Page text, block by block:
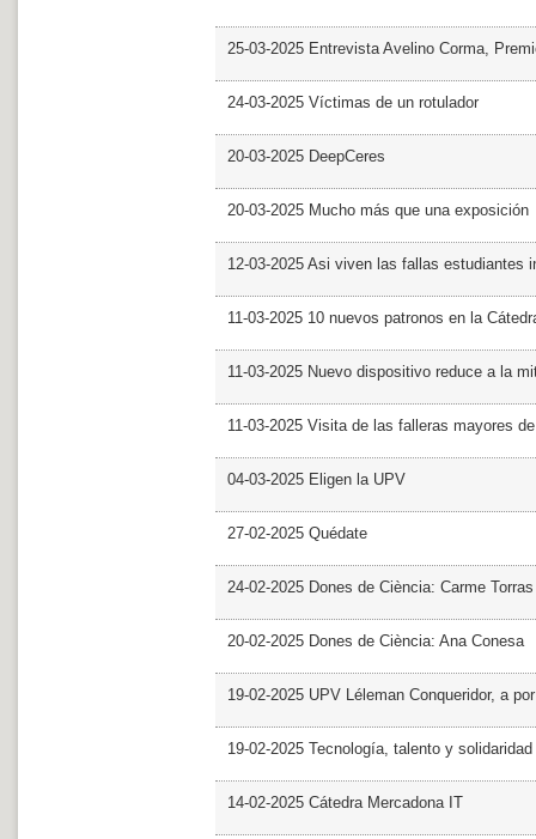
25-03-2025 Entrevista Avelino Corma,
24-03-2025 Víctimas de un rotulador
20-03-2025 DeepCeres
20-03-2025 Mucho más que una exposición
12-03-2025 Asi viven las fallas estudiantes
11-03-2025 10 nuevos patronos en la
11-03-2025 Nuevo dispositivo reduce a la
11-03-2025 Visita de las falleras mayores
04-03-2025 Eligen la UPV
27-02-2025 Quédate
24-02-2025 Dones de Ciència: Carme Torras
20-02-2025 Dones de Ciència: Ana Conesa
19-02-2025 UPV Léleman Conqueridor, a
19-02-2025 Tecnología, talento y
14-02-2025 Cátedra Mercadona IT